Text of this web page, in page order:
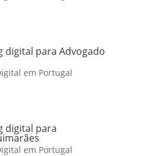
digital para Advogado
em Portugal
digital para
em Portugal